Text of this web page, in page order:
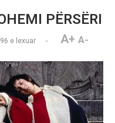
PËRSËRI
e lexuar A+ A-